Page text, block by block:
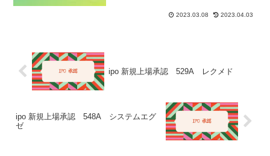
2023.03.08 2023.04.03
ipo 新規上場承認 529A レクメド
ipo 新規上場承認 548A システムエグ
ゼ